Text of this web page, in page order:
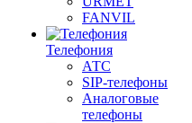
FANVIL
Телефония
АТС
SIP-телефоны
Аналоговые
телефоны